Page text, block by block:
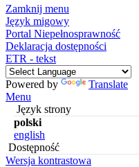
Zamknij menu
Język migowy
Portal Niepełnosprawność
Deklaracja dostępności
ETR - tekst
Powered by
Translate
Menu
Język strony
polski
english
Dostępność
Wersja kontrastowa